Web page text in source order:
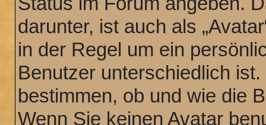
darunter, ist auch als
in der Regel um ein
Benutzer unterschiedlich
bestimmen, ob und wie die
Wenn Sie keinen Avatar